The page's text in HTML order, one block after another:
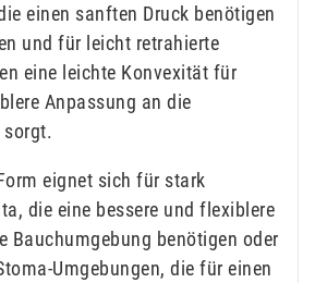
einen sanften Druck benötigen
und für leicht retrahierte
eine leichte Konvexität für
Anpassung an die
sorgt.
eignet sich für stark
die eine bessere und flexiblere
Bauchumgebung benötigen oder
Umgebungen, die für einen